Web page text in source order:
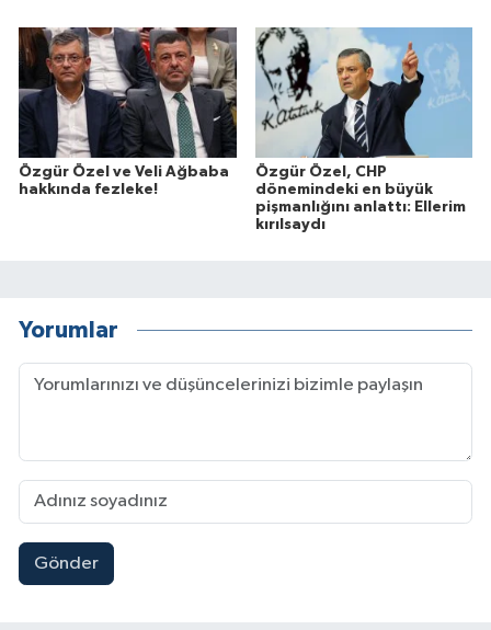
Özgür Özel ve Veli Ağbaba
hakkında fezleke!
Özgür Özel, CHP
dönemindeki en büyük
pişmanlığını anlattı: Ellerim
kırılsaydı
Yorumlar
Gönder